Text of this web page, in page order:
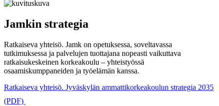
Jamkin strategia
Ratkaiseva yhteisö. Jamk on opetuksessa, soveltavassa
tutkimuksessa ja palvelujen tuottajana nopeasti vaikuttava
ratkaisukeskeinen korkeakoulu – yhteistyössä
osaamiskumppaneiden ja työelämän kanssa.
Ratkaiseva yhteisö. Jyväskylän ammattikorkeakoulun strategia 2035
(PDF)